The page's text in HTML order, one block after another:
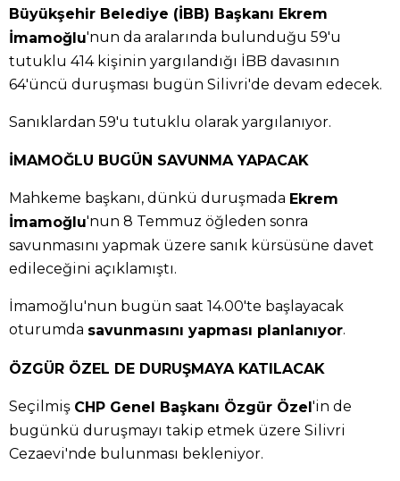
Büyükşehir Belediye (İBB) Başkanı Ekrem
İmamoğlu'nun da aralarında bulunduğu 59'u
tutuklu 414 kişinin yargılandığı İBB davasının
64'üncü duruşması bugün Silivri'de devam edecek.
Sanıklardan 59'u tutuklu olarak yargılanıyor.
İMAMOĞLU BUGÜN SAVUNMA YAPACAK
Mahkeme başkanı, dünkü duruşmada Ekrem
İmamoğlu'nun 8 Temmuz öğleden sonra
savunmasını yapmak üzere sanık kürsüsüne davet
edileceğini açıklamıştı.
İmamoğlu'nun bugün saat 14.00'te başlayacak
oturumda savunmasını yapması planlanıyor.
ÖZGÜR ÖZEL DE DURUŞMAYA KATILACAK
Seçilmiş CHP Genel Başkanı Özgür Özel'in de
bugünkü duruşmayı takip etmek üzere Silivri
Cezaevi'nde bulunması bekleniyor.